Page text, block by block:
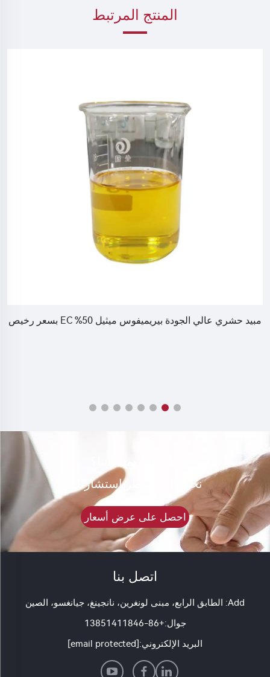
المنتج المرتبط
مبيد حشري عالي الجودة بيريميفوس ميثيل 50% EC بسعر رخيص
نحن دائمًا ننتظر استشارتك.
احصل على عرض أسعار
اتصل بنا
Add: الطابق الرابع، مبنى لونغرين، نانجينغ، جيانغسو، الصين
جوال:+86-13851411846
البريد الإلكتروني:[email protected]